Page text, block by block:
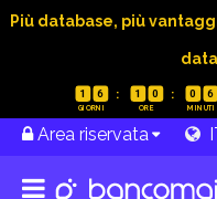
Più database, più
1 6 1 0 0 6
Area riservata